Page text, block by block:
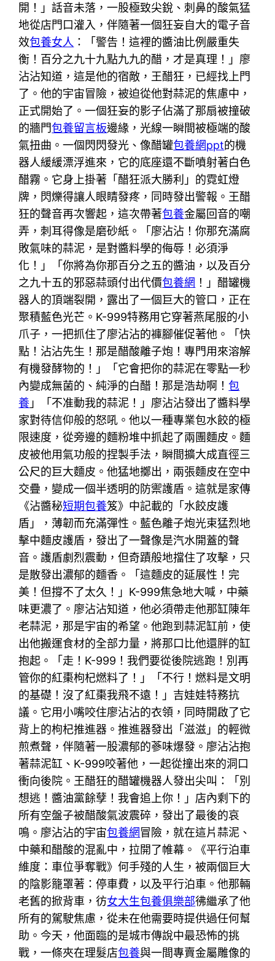
開！」話音未落，一股極致尖銳、刺鼻的酸氣猛
地從店門口灌入，伴隨著一個狂妄自大的電子音
效包養女人 ：「警告！這裡的醬油比例嚴重失
衡！百分之九十九點九九的醋，才是真理！」廖
沾沾知道，這是他的宿敵，王醋狂，已經找上門
了。他的宇宙冒險，被迫從他對蒜泥的焦慮中，
正式開始了。一個狂妄的影子佔滿了那扇被撞破
的牆門包養留言板邊緣，光線一瞬間被極端的酸
氣扭曲。一個閃閃發光、像醋罐包養網ppt的機
器人緩緩漂浮進來，它的底座還不斷噴射著白色
醋霧。它身上掛著「醋狂派大勝利」的霓虹燈
牌，閃爍得讓人眼睛發疼，同時發出警報。王醋
狂的聲音再次響起，這次帶著包養金屬回音的嘲
弄，刺耳得像是磨砂紙。「廖沾沾！你那充滿腐
敗氣味的蒜泥，是對醬料學的侮辱！必須淨
化！」「你將為你那百分之五的醬油，以及百分
之九十五的邪惡蒜頭付出代價包養網 ！」醋罐機
器人的頂端裂開，露出了一個巨大的管口，正在
聚積藍色光芒。K-999特務用它穿著燕尾服的小
爪子，一把抓住了廖沾沾的褲腳催促著他。「快
點！沾沾先生！那是醋酸離子炮！專門用來溶解
有機發酵物的！」「它會把你的蒜泥在零點一秒
內變成無菌的、純淨的白醋！那是浩劫啊！包
養 」「不准動我的蒜泥！」廖沾沾發出了醬料學
家對待信仰般的怒吼。他以一種專業包水餃的極
限速度，從旁邊的麵粉堆中抓起了兩團麵皮。麵
皮被他用氣功般的捏製手法，瞬間擴大成直徑三
公尺的巨大麵皮。他猛地擲出，兩張麵皮在空中
交疊，變成一個半透明的防禦護盾。這就是家傳
《沾醬秘短期包養笈》中記載的「水餃皮護
盾」，薄韌而充滿彈性。藍色離子炮光束猛烈地
擊中麵皮護盾，發出了一聲像是汽水開蓋的聲
音。護盾劇烈震動，但奇蹟般地擋住了攻擊，只
是散發出濃郁的麵香。「這麵皮的延展性！完
美！但撐不了太久！」K-999焦急地大喊，中藥
味更濃了。廖沾沾知道，他必須帶走他那缸陳年
老蒜泥，那是宇宙的希望。他跑到蒜泥缸前，使
出他搬運食材的全部力量，將那口比他還胖的缸
抱起。「走！K-999！我們要從後院逃跑！別再
管你的紅棗枸杞燃料了！」「不行！燃料是文明
的基礎！沒了紅棗我飛不遠！」吉娃娃特務抗
議。它用小嘴咬住廖沾沾的衣領，同時開啟了它
背上的枸杞推進器。推進器發出「滋滋」的輕微
煎煮聲，伴隨著一股濃郁的蔘味爆發。廖沾沾抱
著蒜泥缸、K-999咬著他，一起從撞出來的洞口
衝向後院。王醋狂的醋罐機器人發出尖叫：「別
想逃！醬油黨餘孽！我會追上你！」店內剩下的
所有空盤子被醋酸氣波震碎，發出了最後的哀
鳴。廖沾沾的宇宙包養網冒險，就在這片蒜泥、
中藥和醋酸的混亂中，拉開了帷幕。《平行泊車
維度：車位爭奪戰》何手殘的人生，被兩個巨大
的陰影籠罩著：停車費，以及平行泊車。他那輛
老舊的掀背車，彷女大生包養俱樂部彿繼承了他
所有的駕駛焦慮，從未在他需要時提供過任何幫
助。今天，他面臨的是城市傳說中最恐怖的挑
戰，一條夾在理髮店包養與一間專賣金屬雕像的